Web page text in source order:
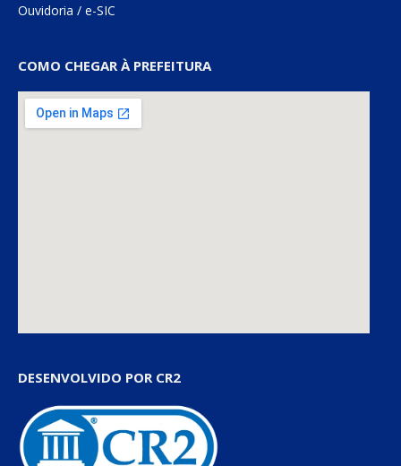
Ouvidoria / e-SIC
COMO CHEGAR À PREFEITURA
DESENVOLVIDO POR CR2